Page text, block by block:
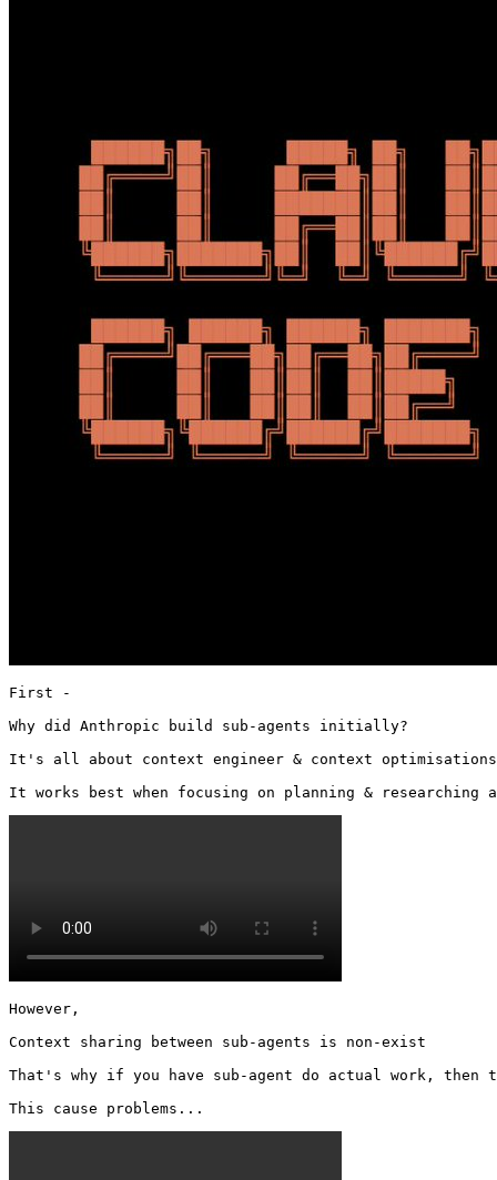
First -
Why did Anthropic build sub-agents initially?
It's all about context engineer & context optimisations
It works best when focusing on planning & researching
However,
Context sharing between sub-agents is non-exist
That's why if you have sub-agent do actual work,
This cause problems...